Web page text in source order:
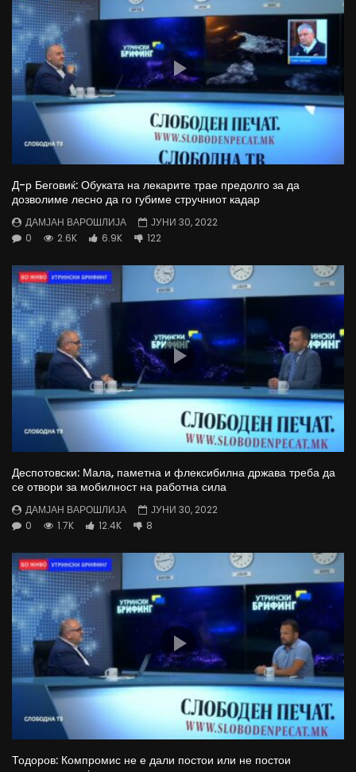
Д-р Беговиќ: Обуката на лекарите трае предолго за да
дозволиме лесно да го губиме стручниот кадар
ДАМЈАН ВАРОШЛИЈА
ЈУНИ 30, 2022
0
2.6K 6.9K 122
Деспотовски: Мала, паметна и флексибилна држава треба да
се отвори за мобилност на работна сила
ДАМЈАН ВАРОШЛИЈА
ЈУНИ 30, 2022
0
1.7K 12.4K 8
Тодоров: Компромис не е дали постои или не постои